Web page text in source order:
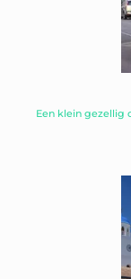
Een klein gezellig